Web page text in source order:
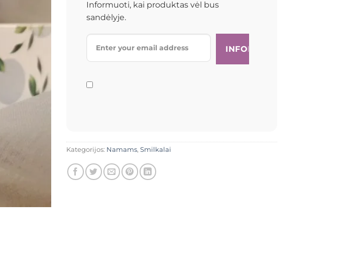
Informuoti, kai produktas vėl bus
sandėlyje.
Kategorijos: Namams, Smilkalai